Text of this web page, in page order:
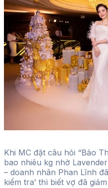
Khi MC đặt câu hỏi “Bảo
bao nhiêu kg nhờ
– doanh nhân Phan Lĩnh
kiểm tra’ thì biết vợ đã